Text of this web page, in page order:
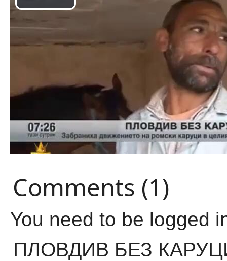
Comments (1)
You need to be logged
ПЛОВДИВ БЕЗ